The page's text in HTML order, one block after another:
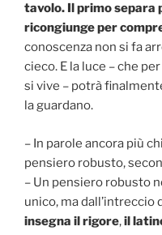
tavolo. Il primo separa
ricongiunge per
conoscenza non si fa
cieco. E la luce – che
si vive – potrà
la guardano.
– In parole ancora più
pensiero robusto,
– Un pensiero robusto
unico, ma dall’intreccio
insegna il rigore,il